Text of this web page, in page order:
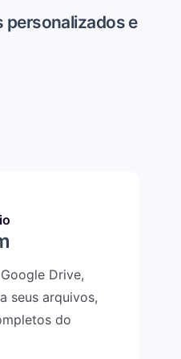
personalizados e
Drive,
seus arquivos,
do